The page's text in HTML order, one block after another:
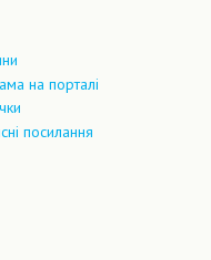
на порталі
посилання